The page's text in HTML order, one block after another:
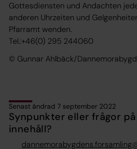
Gottesdiensten und Andachten
anderen Uhrzeiten und
Pfarramt wenden.
Tel.:+46(0) 295 244060
© Gunnar Ahlbäck/
Senast ändrad 7 september 2022
Synpunkter eller frågor
innehåll?